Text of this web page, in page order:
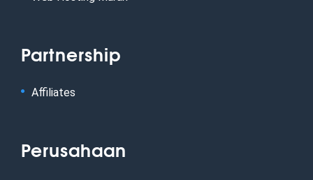
Partnership
Affiliates
Perusahaan